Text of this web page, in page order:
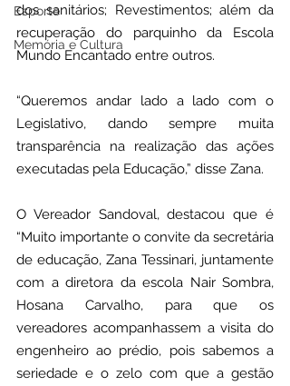
Esporte
Memória e Cultura
dos sanitários; Revestimentos; além da
recuperação do parquinho da Escola
Mundo Encantado entre outros.
“Queremos andar lado a lado com o
Legislativo, dando sempre muita
transparência na realização das ações
executadas pela Educação,” disse Zana.
O Vereador Sandoval, destacou que é
“Muito importante o convite da secretária
de educação, Zana Tessinari, juntamente
com a diretora da escola Nair Sombra,
Hosana Carvalho, para que os
vereadores acompanhassem a visita do
engenheiro ao prédio, pois sabemos a
seriedade e o zelo com que a gestão